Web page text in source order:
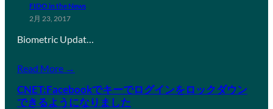
FIDO in the News
2月 23, 2017
Biometric Updat…
Read More →
CNET:Facebookでキーでログインをロックダウン
できるようになりました